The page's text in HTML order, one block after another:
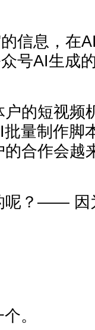
息，在
号AI生成
的短视频
量制作脚
合作会越
？—— 因
。